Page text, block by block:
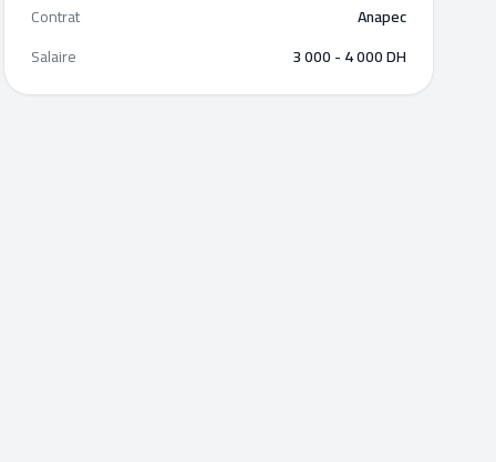
Contrat
Anapec
Salaire
3 000 - 4 000 DH